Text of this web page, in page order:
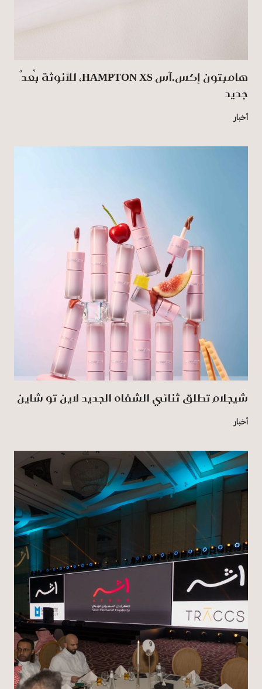
هامبتون إكس.آس HAMPTON XS، للأنوثة بُعدٌ
جديد
أخبار
شيجلام تطلق ثنائي الشفاه الجديد لاين تو شاين
أخبار